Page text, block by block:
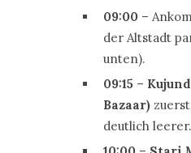
09:00–
der Altstadt
unten).
09:15–
Bazaar)
deutlich leerer.